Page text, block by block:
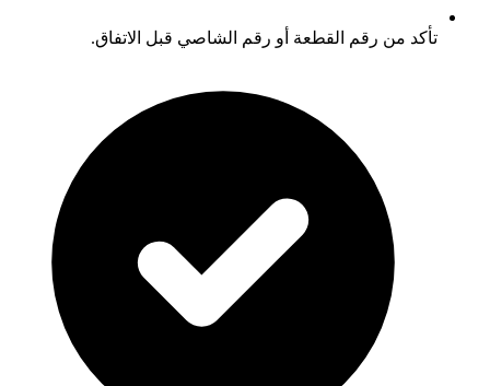
تأكد من رقم القطعة أو رقم الشاصي قبل الاتفاق.